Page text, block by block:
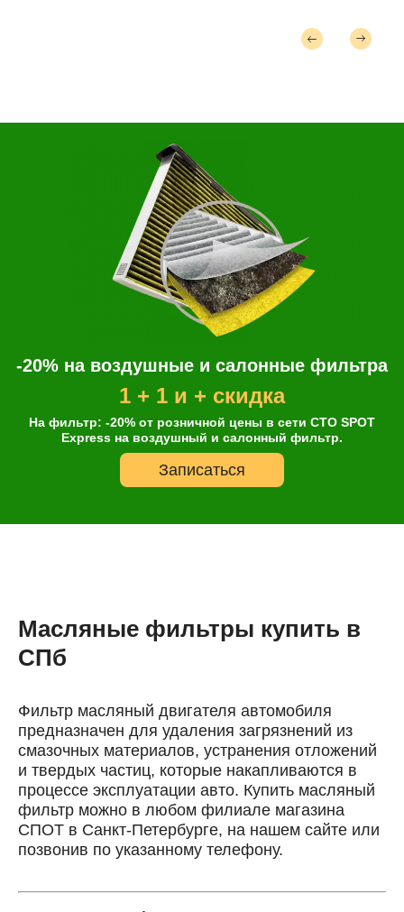
-20% на воздушные и салонные фильтра
1 + 1 и + скидка
На фильтр: -20% от розничной цены в сети СТО SPOT
Express на воздушный и салонный фильтр.
Записаться
Масляные фильтры купить в
СПб
Фильтр масляный двигателя автомобиля
предназначен для удаления загрязнений из
смазочных материалов, устранения отложений
и твердых частиц, которые накапливаются в
процессе эксплуатации авто. Купить масляный
фильтр можно в любом филиале магазина
СПОТ в Санкт-Петербурге, на нашем сайте или
позвонив по указанному телефону.